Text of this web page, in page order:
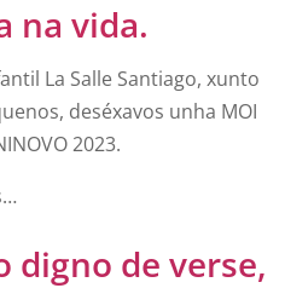
na vida.
La Salle Santiago, xunto
deséxavos unha MOI
2023.
digno de verse,